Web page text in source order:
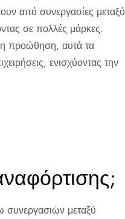
από συνεργασίες μεταξύ
σε πολλές μάρκες.
προώθηση, αυτά τα
ενισχύοντας την
συνεργασιών μεταξύ